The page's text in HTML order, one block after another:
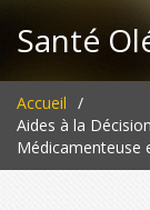
Santé
Accueil
Aides à la
Médicamenteuse